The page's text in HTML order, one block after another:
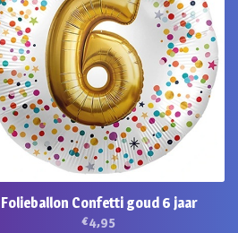
Folieballon Confetti goud 6 jaar
€4,95